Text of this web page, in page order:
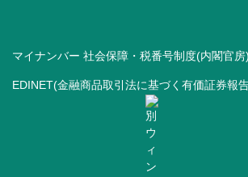
マイナンバー 社会保障・税番号制度(内閣官房)
EDINET(金融商品取引法に基づく有価証券報